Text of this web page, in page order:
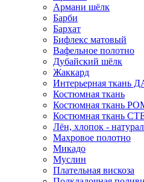
Армани шёлк
Барби
Бархат
Бифлекс матовый
Вафельное полотно
Дубайский шёлк
Жаккард
Интерьерная ткань
Костюмная ткань
Костюмная ткань
Костюмная ткань
Лён, хлопок -
Махровое полотно
Микадо
Муслин
Плательная вискоза